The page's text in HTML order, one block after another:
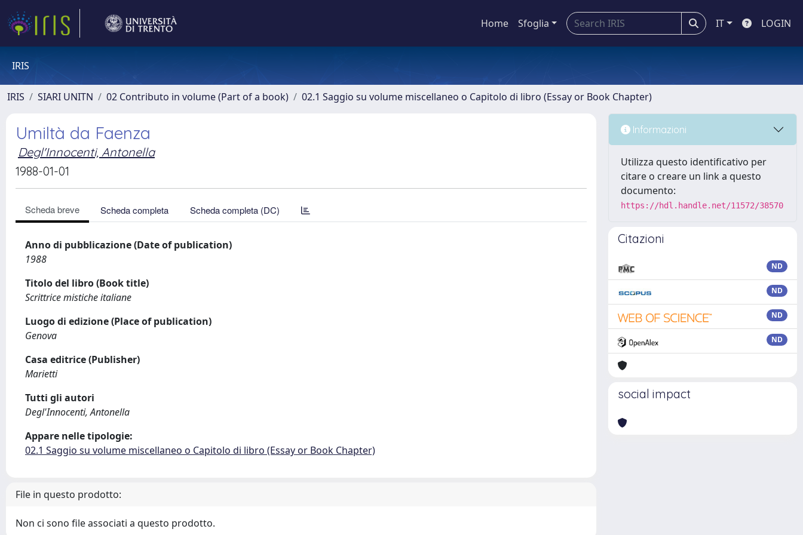
Home Sfoglia IT LOGIN
IRIS
IRIS SIARI UNITN 02 Contributo in volume (Part of a book) 02.1 Saggio su volume miscellaneo o Capitolo di libro (Essay or Book Chapter)
Umiltà da Faenza
Degl'Innocenti, Antonella
1988-01-01
Scheda breve Scheda completa Scheda completa (DC)
Anno di pubblicazione (Date of publication)
1988
Titolo del libro (Book title)
Scrittrice mistiche italiane
Luogo di edizione (Place of publication)
Genova
Casa editrice (Publisher)
Marietti
Tutti gli autori
Degl'Innocenti, Antonella
Appare nelle tipologie:
02.1 Saggio su volume miscellaneo o Capitolo di libro (Essay or Book Chapter)
File in questo prodotto:
Non ci sono file associati a questo prodotto.
Informazioni
Utilizza questo identificativo per
citare o creare un link a questo
documento:
https://hdl.handle.net/11572/38570
Citazioni
ND
ND
ND
ND
social impact